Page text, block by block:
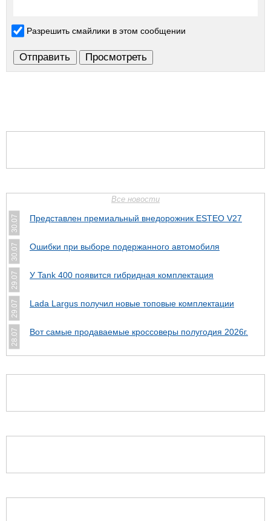
Разрешить смайлики в этом сообщении
Все новости
30.07 Представлен премиальный внедорожник ESTEO V27
30.07 Ошибки при выборе подержанного автомобиля
29.07 У Tank 400 появится гибридная комплектация
29.07 Lada Largus получил новые топовые комплектации
28.07 Вот самые продаваемые кроссоверы полугодия 2026г.